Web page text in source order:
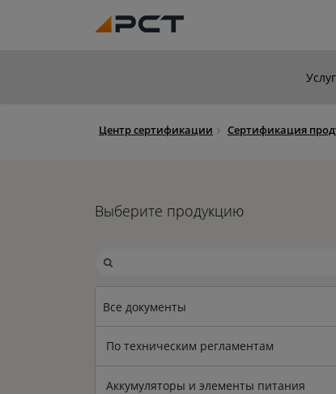
Центр сертификации Сертификация
Выберите продукцию
Все документы
По техническим регламентам
Аккумуляторы и элементы питания